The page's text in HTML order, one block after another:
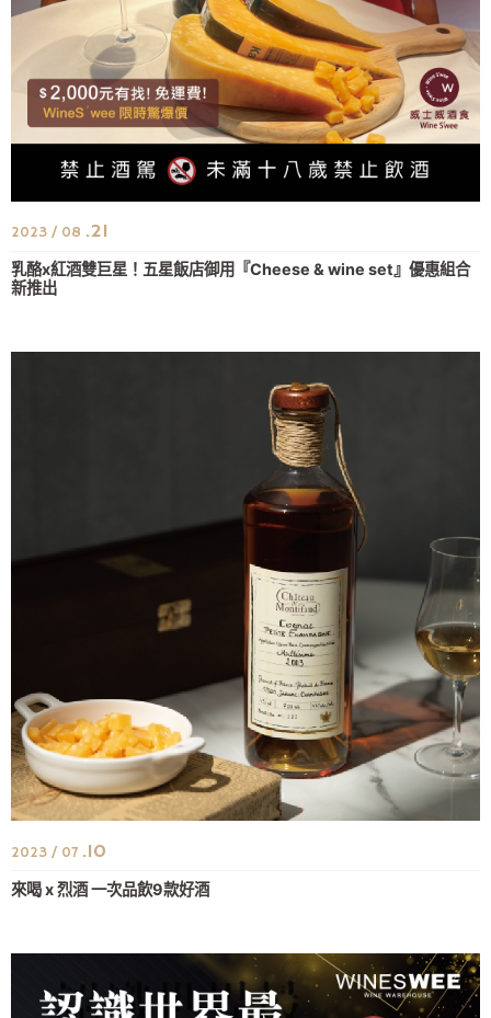
2023 / 08 .21
乳酪x紅酒雙巨星！五星飯店御用『Cheese & wine set』優惠組合
新推出
2023 / 07 .10
來喝 x 烈酒 一次品飲9款好酒